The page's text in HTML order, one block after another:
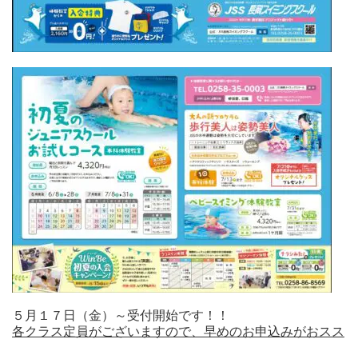
５月１７日（金）～受付開始です！！
各クラス定員がございますので、早めのお申込みがおスス